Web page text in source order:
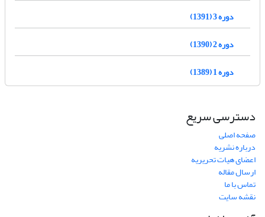
دوره 3 (1391)
دوره 2 (1390)
دوره 1 (1389)
دسترسی سریع
صفحه اصلی
درباره نشریه
اعضای هیات تحریریه
ارسال مقاله
تماس با ما
نقشه سایت